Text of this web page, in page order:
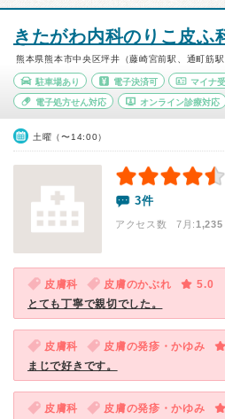
きたがわ内科のりこ皮ふ
熊本県熊本市中央区坪井（藤崎宮前駅、通町筋駅
駐車場あり 電子決済可 マイナ
電子処方せん対応 オンライン診療対応
土曜（〜14:00）
3件
アクセス数 7月:1,235
皮膚科 皮膚のかぶれ
5.0
とても丁寧で親切でした。
皮膚科 皮膚の発疹・かゆみ
まじで好きです。
皮膚科 皮膚の発疹・かゆみ